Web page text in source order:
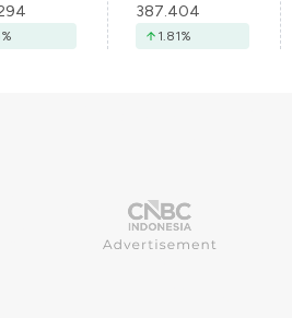
%
387.404
1.81%